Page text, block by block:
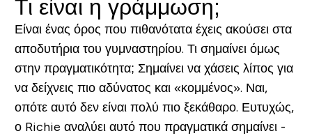
Τι είναι η γράμμωση;
Είναι ένας όρος που πιθανότατα έχεις ακούσει στα
αποδυτήρια του γυμναστηρίου. Τι σημαίνει όμως
στην πραγματικότητα; Σημαίνει να χάσεις λίπος για
να δείχνεις πιο αδύνατος και «κομμένος». Ναι,
οπότε αυτό δεν είναι πολύ πιο ξεκάθαρο. Ευτυχώς,
ο Richie αναλύει αυτό που πραγματικά σημαίνει -